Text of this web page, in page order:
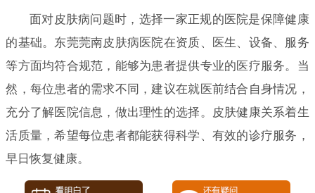
面对皮肤病问题时，选择一家正规的医院是保障健康
的基础。东莞莞南皮肤病医院在资质、医生、设备、服务
等方面均符合规范，能够为患者提供专业的医疗服务。当
然，每位患者的需求不同，建议在就医前结合自身情况，
充分了解医院信息，做出理性的选择。皮肤健康关系着生
活质量，希望每位患者都能获得科学、有效的诊疗服务，
早日恢复健康。